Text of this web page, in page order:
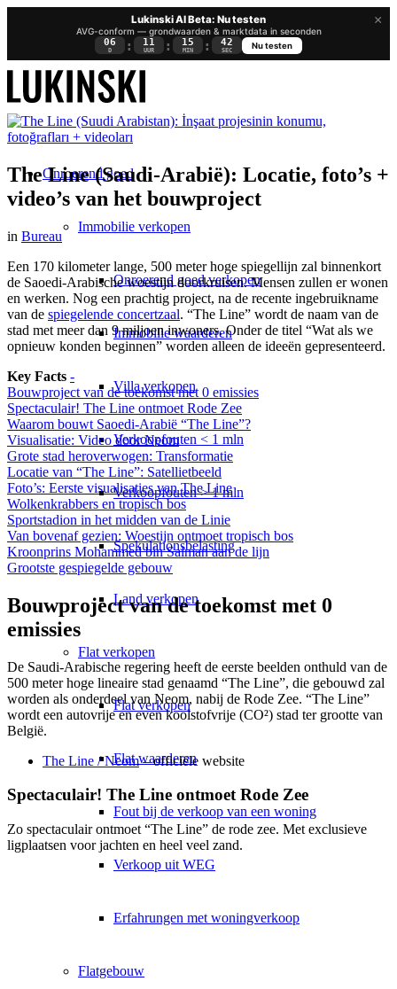
×
Lukinski AI Beta: Nu testen
AVG-conform — grondwaarden & marktdata in seconden
06
D : 11
UUR : 15
MIN : 41
SEC
Nu testen
Onroerend goed
Immobilie verkopen
Onroerend goed verkopen
Immobilie waarderen
Villa verkopen
Verkoopfouten < 1 mln
Verkoopfouten > 1 mln
Spekulationsbelasting
Land verkopen
Flat verkopen
Flat verkopen
Flat waarderen
Fout bij de verkoop van een woning
Verkoop uit WEG
Erfahrungen met woningverkoop
Flatgebouw
The Line (Saudi-Arabië): Locatie, foto’s +
video’s van het bouwproject
in Bureau
Een 170 kilometer lange, 500 meter hoge spiegellijn zal binnenkort
de Saoedi-Arabische woestijn doorkruisen. Mensen zullen er wonen
en werken. Nog een prachtig project, na de recente ingebruikname
van de spiegelende concertzaal. “The Line” wordt de naam van de
stad met meer dan 9 miljoen inwoners. Onder de titel “Wat als we
opnieuw konden beginnen” worden alleen de ideeën gepresenteerd.
Key Facts -
Bouwproject van de toekomst met 0 emissies
Spectaculair! The Line ontmoet Rode Zee
Waarom bouwt Saoedi-Arabië “The Line”?
Visualisatie: Video door Neom
Grote stad heroverwogen: Transformatie
Locatie van “The Line”: Satellietbeeld
Foto’s: Eerste visualisaties van The Line
Wolkenkrabbers en tropisch bos
Sportstadion in het midden van de Linie
Van bovenaf gezien: Woestijn ontmoet tropisch bos
Kroonprins Mohammed bin Salman aan de lijn
Grootste gespiegelde gebouw
Bouwproject van de toekomst met 0
emissies
De Saudi-Arabische regering heeft de eerste beelden onthuld van de
500 meter hoge lineaire stad genaamd “The Line”, die gebouwd zal
worden als onderdeel van Neom, nabij de Rode Zee. “The Line”
wordt een autovrije en even koolstofvrije (CO²) stad ter grootte van
België.
The Line / Neom– officiële website
Spectaculair! The Line ontmoet Rode Zee
Zo spectaculair ontmoet “The Line” de rode zee. Met exclusieve
ligplaatsen voor jachten en heel veel zand.